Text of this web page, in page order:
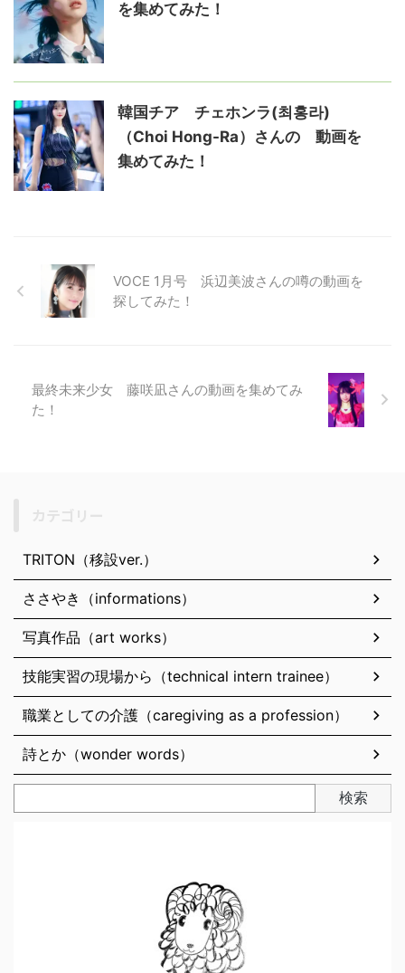
を集めてみた！
韓国チア チェホンラ(최홍라)
（Choi Hong-Ra）さんの゙動画を
集めてみた！
VOCE 1月号 浜辺美波さんの噂の動画を
探してみた！
最終未来少女 藤咲凪さんの動画を集めてみ
た！
TRITON（移設ver.）
ささやき（informations）
写真作品（art works）
技能実習の現場から（technical intern trainee）
職業としての介護（caregiving as a profession）
詩とか（wonder words）
検索